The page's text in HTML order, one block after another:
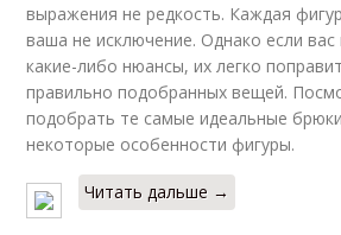
выражения не редкость. Каждая
ваша не исключение. Однако если вас
какие-либо нюансы, их легко
правильно подобранных вещей.
подобрать те самые идеальные
некоторые особенности фигуры.
Читать дальше →